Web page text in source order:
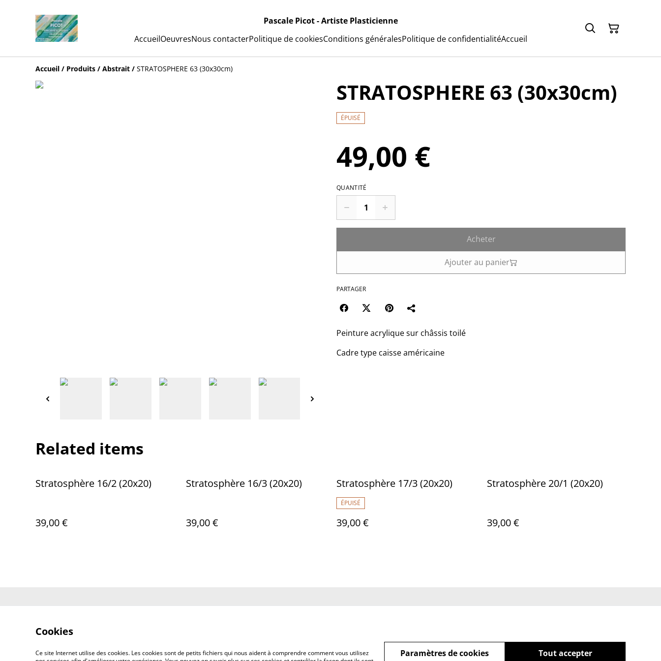
Pascale Picot - Artiste Plasticienne
AccueilOeuvresNous contacterPolitique de cookiesConditions généralesPolitique de confidentialitéAccueil
Accueil / Produits / Abstrait / STRATOSPHERE 63 (30x30cm)
STRATOSPHERE 63 (30x30cm)
ÉPUISÉ
49,00 €
QUANTITÉ
Acheter
Ajouter au panier
PARTAGER
Peinture acrylique sur châssis toilé
Cadre type caisse américaine
Related items
Stratosphère 16/2 (20x20)
39,00 €
Stratosphère 16/3 (20x20)
39,00 €
Stratosphère 17/3 (20x20)
ÉPUISÉ
39,00 €
Stratosphère 20/1 (20x20)
39,00 €
Cookies
Ce site Internet utilise des cookies. Les cookies sont de petits fichiers qui nous aident à comprendre comment vous utilisez
Tout accepter
Paramètres de cookies